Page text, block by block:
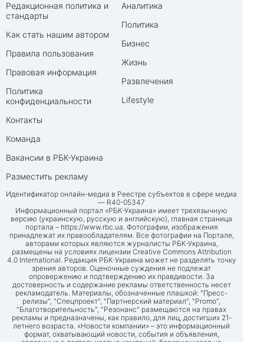
Редакционная политика и
стандарты
Как стать нашим автором
Правила пользования
Правовая информация
Политика
конфиденциальности
Контакты
Команда
Вакансии в РБК-Украина
Разместить рекламу
Аналитика
Политика
Бизнес
Жизнь
Развлечения
Lifestyle
Идентификатор онлайн-медиа в Реестре субъектов в сфере медиа
— R40-05347
Информационный портал «РБК-Украина» имеет трехязычную
версию (украинскую, русскую и английскую), главная страница
портала – https://www.rbc.ua. Фотографии, изображения
принадлежат их правообладателям. Все фотографии на Портале,
авторами которых являются журналисты РБК-Украина,
размещены на условиях лицензии Creative Commons Attribution
4.0 International. Редакция РБК-Украина может не разделять точку
зрения авторов. Оценочные суждения не подлежат
опровержению и подтверждению их правдивости. За
достоверность и содержание рекламы ответственность несет
рекламодатель. Материалы, обозначенные плашкой: "Пресс-
релизы", "Спецпроект", "Партнерский материал", "Promo",
"Благотворительность", "Резонанс" размещаются на правах
рекламы и предназначены, как правило, для лиц, достигших 21-
летнего возраста. «Новости компании» – это информационный
формат, охватывающий новости, события и объявления,